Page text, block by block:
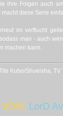
ihre Folgen auch
macht diese Serie
im verflucht
man - auch
machen kann.
Kubo/Shueisha, TV
LorD